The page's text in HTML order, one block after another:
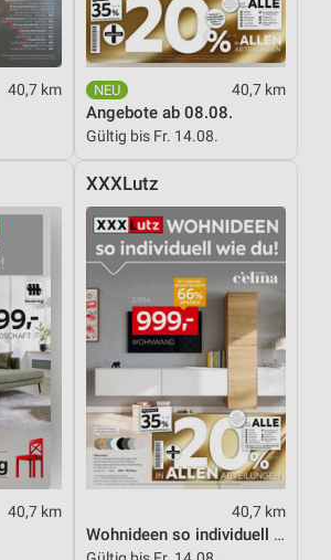
40,7 km 40,7 km
Angebote ab 08.08.
Gültig bis Fr. 14.08.
40,7 km
XXXLutz
40,7 km
Wohnideen so individuell wie du!